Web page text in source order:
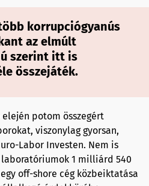
korrupciógyanús
az elmúlt
szerint itt is
összejáték.
elején potom összegért
viszonylag gyorsan,
Labor Investen. Nem is
laboratóriumok 1 milliárd 540
off-shore cég közbeiktatása